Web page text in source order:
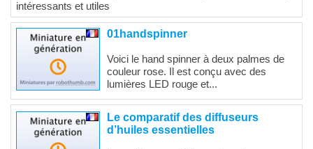
intéressants et utiles
01handspinner
Voici le hand spinner à deux palmes de
couleur rose. Il est conçu avec des
lumières LED rouge et...
Le comparatif des diffuseurs
d’huiles essentielles